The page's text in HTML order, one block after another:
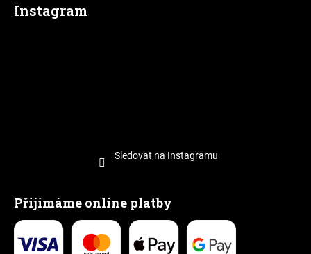
Instagram
Sledovat na Instagramu
Přijímáme online platby